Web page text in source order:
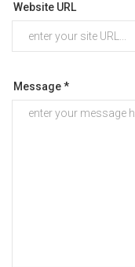
Website URL
Message *